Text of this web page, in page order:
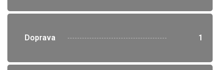
Doprava 1